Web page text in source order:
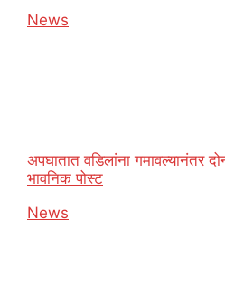
In relation to
News
अपघातात वडिलांना गमावल्यानंतर
भावनिक पोस्ट
In relation to
News